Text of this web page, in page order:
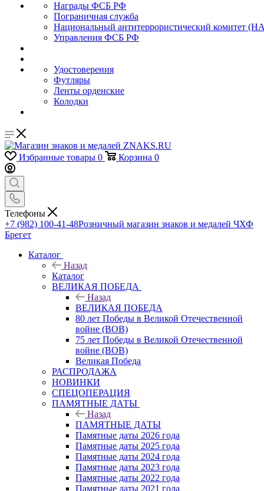
Награды ФСБ РФ
Пограничная служба
Национальный антитеррористический комитет
Управления ФСБ РФ
Удостоверения
Футляры
Ленты орденские
Колодки
Избранные товары 0 Корзина 0
Телефоны
+7 (982) 100-41-48Розничный магазин знаков и медалей ЧХФ
Брегет
Каталог
Назад
Каталог
ВЕЛИКАЯ ПОБЕДА
Назад
ВЕЛИКАЯ ПОБЕДА
80 лет Победы в Великой Отечественной
войне (ВОВ)
75 лет Победы в Великой Отечественной
войне (ВОВ)
Великая Победа
РАСПРОДАЖА
НОВИНКИ
СПЕЦОПЕРАЦИЯ
ПАМЯТНЫЕ ДАТЫ
Назад
ПАМЯТНЫЕ ДАТЫ
Памятные даты 2026 года
Памятные даты 2025 года
Памятные даты 2024 года
Памятные даты 2023 года
Памятные даты 2022 года
Памятные даты 2021 года